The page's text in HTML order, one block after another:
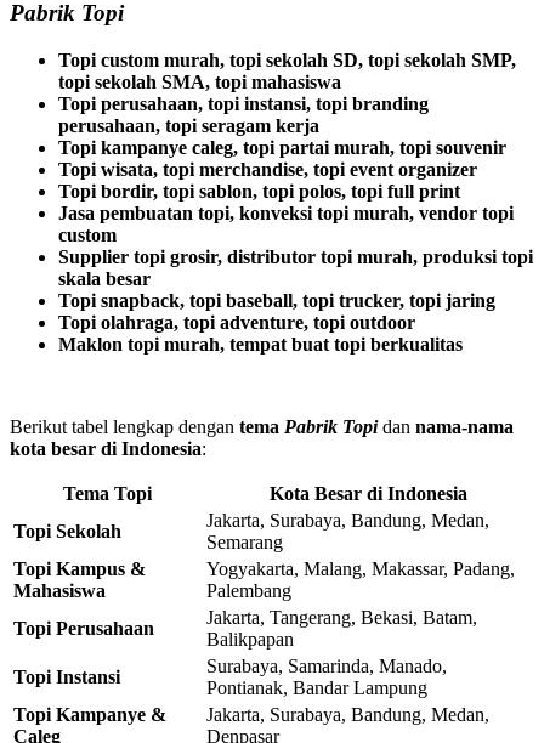
Pabrik Topi
Topi custom murah, topi sekolah SD, topi sekolah SMP,
topi sekolah SMA, topi mahasiswa
Topi perusahaan, topi instansi, topi branding
perusahaan, topi seragam kerja
Topi kampanye caleg, topi partai murah, topi souvenir
Topi wisata, topi merchandise, topi event organizer
Topi bordir, topi sablon, topi polos, topi full print
Jasa pembuatan topi, konveksi topi murah, vendor topi
custom
Supplier topi grosir, distributor topi murah, produksi topi
skala besar
Topi snapback, topi baseball, topi trucker, topi jaring
Topi olahraga, topi adventure, topi outdoor
Maklon topi murah, tempat buat topi berkualitas
Berikut tabel lengkap dengan tema Pabrik Topidan nama-nama
kota besar di Indonesia:
Tema Topi
Kota Besar di Indonesia
Topi Sekolah
Jakarta, Surabaya, Bandung, Medan,
Semarang
Topi Kampus &
Mahasiswa
Yogyakarta, Malang, Makassar, Padang,
Palembang
Topi Perusahaan
Jakarta, Tangerang, Bekasi, Batam,
Balikpapan
Topi Instansi
Surabaya, Samarinda, Manado,
Pontianak, Bandar Lampung
Topi Kampanye &
Caleg
Jakarta, Surabaya, Bandung, Medan,
Denpasar